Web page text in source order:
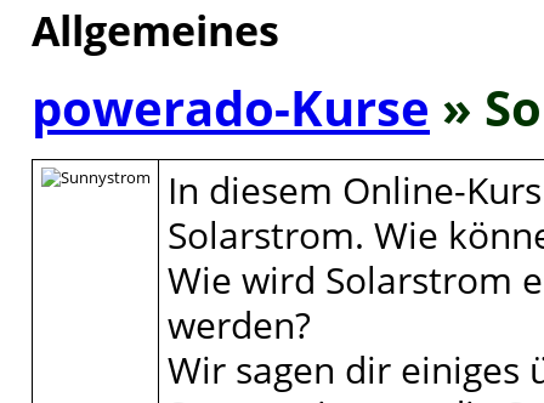
Allgemeines
powerado-Kurse »
In diesem Online-
Solarstrom. Wie
Wie wird Solarstrom
werden?
Wir sagen dir einiges